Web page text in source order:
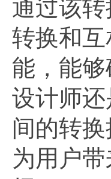
通过该
转换和
能，能
设计师
间的转
为用户